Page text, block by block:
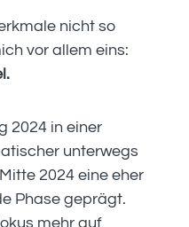
nicht so
vor allem eins:
2024 in einer
unterwegs
2024 eine eher
Phase geprägt.
mehr auf